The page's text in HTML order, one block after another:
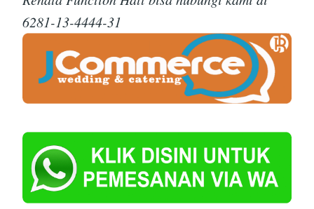
6281-13-4444-31